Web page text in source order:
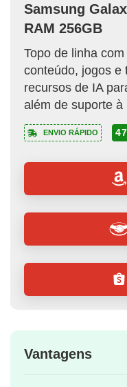
Samsung
RAM 256GB
Topo de linha
conteúdo, jogos e
recursos de IA
além de suporte
ENVIO RÁPIDO
Vantagens